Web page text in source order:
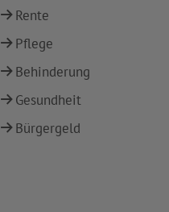
Rente
Pflege
Behinderung
Gesundheit
Bürgergeld